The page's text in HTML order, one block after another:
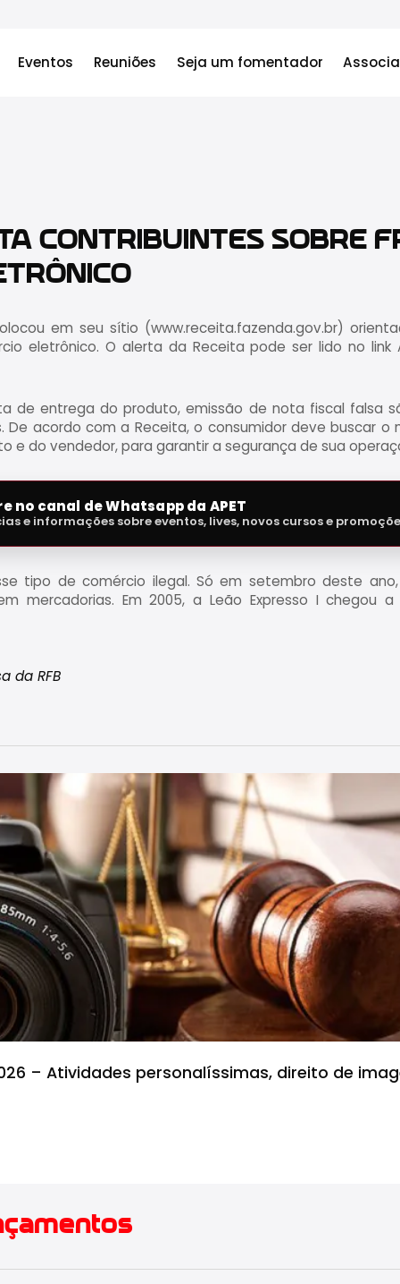
Eventos Reuniões Seja um fomentador
CONTRIBUINTES SOBRE
em seu sítio (www.receita.fazenda.gov.br)
eletrônico. O alerta da Receita pode ser lido no link
de entrega do produto, emissão de nota fiscal falsa
De acordo com a Receita, o consumidor deve buscar o
e do vendedor, para garantir a segurança de sua
no canal de Whatsapp da APET
e informações sobre eventos, lives, novos cursos e
tipo de comércio ilegal. Só em setembro deste ano,
mercadorias. Em 2005, a Leão Expresso I chegou
da RFB
– Atividades personalíssimas, direito de